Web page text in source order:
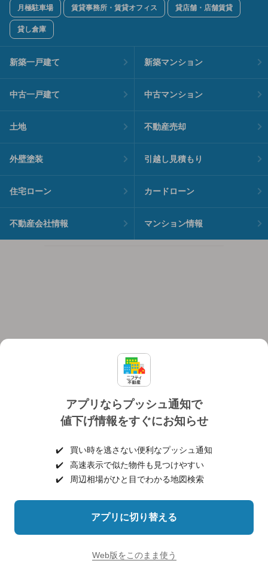
アプリならプッシュ通知で
値下げ情報をすぐにお知らせ
✔️
買い時を逃さない便利なプッシュ通知
✔️
高速表示で似た物件も見つけやすい
✔️
周辺相場がひと目でわかる地図検索
アプリに切り替える
Web版をこのまま使う
月極駐車場 賃貸事務所・賃貸オフィス 貸店舗・店舗賃貸
貸し倉庫
新築一戸建て 新築マンション
中古一戸建て 中古マンション
土地 不動産売却
外壁塗装 引越し見積もり
住宅ローン カードローン
不動産会社情報 マンション情報
個人情報保護ポリシー 利用規約
ヘルプ・お問い合わせ 採用情報
©NIFTY Lifestyle Co., Ltd.